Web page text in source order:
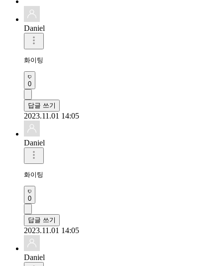
Daniel
화이팅
0
답글 쓰기
2023.11.01 14:05
Daniel
화이팅
0
답글 쓰기
2023.11.01 14:05
Daniel